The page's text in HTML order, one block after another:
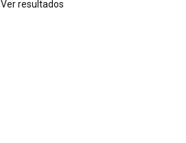
Ver resultados